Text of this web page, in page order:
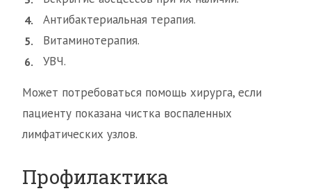
Антибактериальная терапия.
Витаминотерапия.
УВЧ.
Может потребоваться помощь хирурга, если
пациенту показана чистка воспаленных
лимфатических узлов.
Профилактика